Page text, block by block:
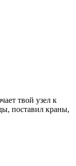
твой узел к
поставил краны,